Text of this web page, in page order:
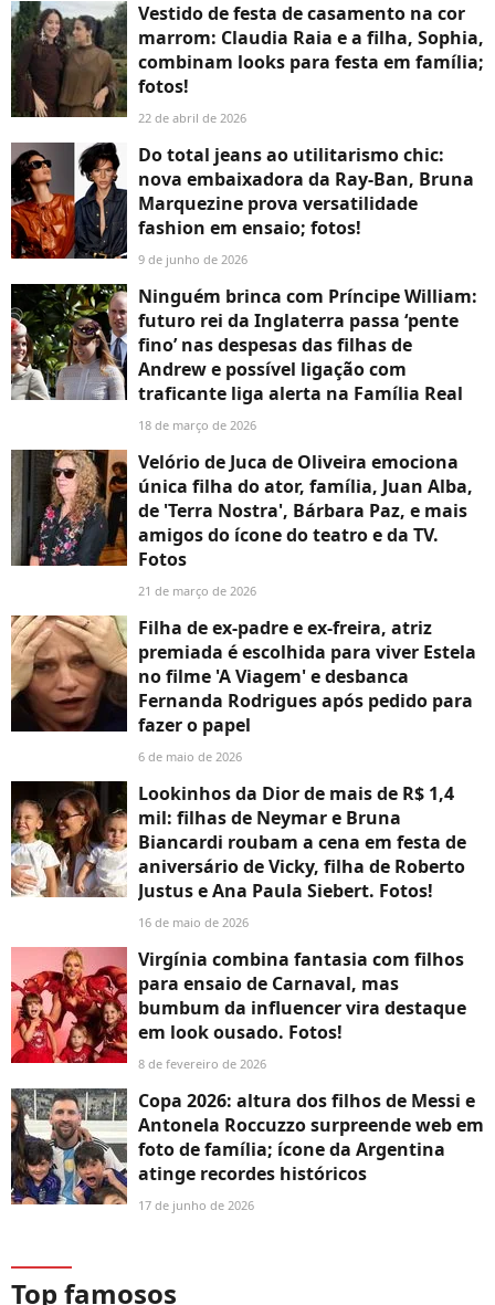
Vestido de festa de casamento na cor
marrom: Claudia Raia e a filha, Sophia,
combinam looks para festa em família;
fotos!
22 de abril de 2026
Do total jeans ao utilitarismo chic:
nova embaixadora da Ray-Ban, Bruna
Marquezine prova versatilidade
fashion em ensaio; fotos!
9 de junho de 2026
Ninguém brinca com Príncipe William:
futuro rei da Inglaterra passa ‘pente
fino’ nas despesas das filhas de
Andrew e possível ligação com
traficante liga alerta na Família Real
18 de março de 2026
Velório de Juca de Oliveira emociona
única filha do ator, família, Juan Alba,
de 'Terra Nostra', Bárbara Paz, e mais
amigos do ícone do teatro e da TV.
Fotos
21 de março de 2026
Filha de ex-padre e ex-freira, atriz
premiada é escolhida para viver Estela
no filme 'A Viagem' e desbanca
Fernanda Rodrigues após pedido para
fazer o papel
6 de maio de 2026
Lookinhos da Dior de mais de R$ 1,4
mil: filhas de Neymar e Bruna
Biancardi roubam a cena em festa de
aniversário de Vicky, filha de Roberto
Justus e Ana Paula Siebert. Fotos!
16 de maio de 2026
Virgínia combina fantasia com filhos
para ensaio de Carnaval, mas
bumbum da influencer vira destaque
em look ousado. Fotos!
8 de fevereiro de 2026
Copa 2026: altura dos filhos de Messi e
Antonela Roccuzzo surpreende web em
foto de família; ícone da Argentina
atinge recordes históricos
17 de junho de 2026
Top famosos